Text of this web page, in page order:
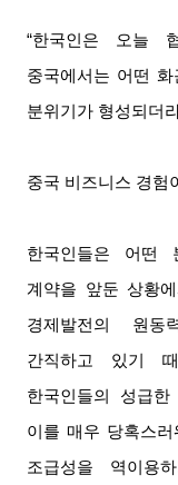
“한국인은 오늘
중국에서는 어떤
분위기가 형성되더
중국 비즈니스 경험
한국인들은 어떤
계약을 앞둔 상황
경제발전의 원동
간직하고 있기 때
한국인들의 성급
이를 매우 당혹스러
조급성을 역이용